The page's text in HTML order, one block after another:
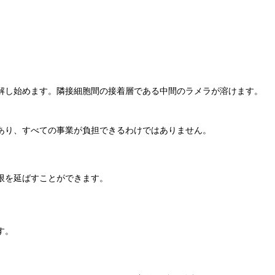
始めます。隣接細胞間の接着層である中間のラメラが溶けます。
、すべての事業が負担できるわけではありません。
延ばすことができます。